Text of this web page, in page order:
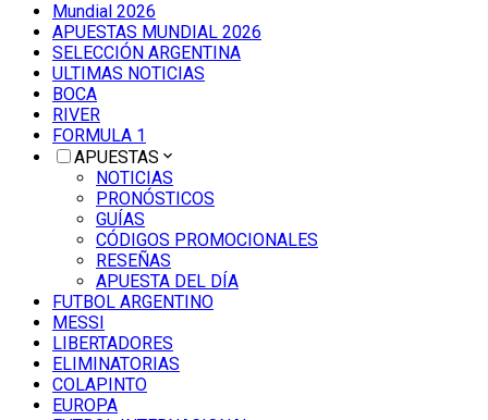
Mundial 2026
APUESTAS MUNDIAL 2026
SELECCIÓN ARGENTINA
ULTIMAS NOTICIAS
BOCA
RIVER
FORMULA 1
APUESTAS
NOTICIAS
PRONÓSTICOS
GUÍAS
CÓDIGOS PROMOCIONALES
RESEÑAS
APUESTA DEL DÍA
FUTBOL ARGENTINO
MESSI
LIBERTADORES
ELIMINATORIAS
COLAPINTO
EUROPA